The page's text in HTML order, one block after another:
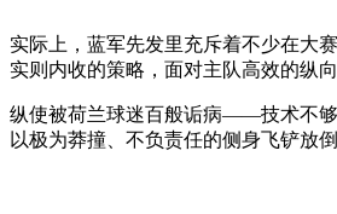
实际上，蓝军先发里充斥着不少在大
实则内收的策略，面对主队高效的纵
纵使被荷兰球迷百般诟病——技术不够
以极为莽撞、不负责任的侧身飞铲放